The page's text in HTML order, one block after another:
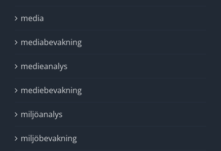
media
mediabevakning
medieanalys
mediebevakning
miljöanalys
miljöbevakning